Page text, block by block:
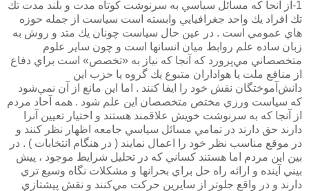
1-از آنجا كه مسائل سياسي به سرنوشت كوتاه مدت و بلند مدت تك
تك افراد يك واحد جغرافيايي وابسته است سياست از جمله حوزه
هاي عمومي است . در عين حال سياست چونان يك متد و روش به
زبان ساده علم روابط ميان انسانها است و چون ساير علوم
متخصصاني مي‌پرورد كه آنجا كه نياز به «تخصص» است براي دفاع
از منافع ملت يا هواداران متبوع يك گروه يا حزب اين
دانش‌آموختگان نقش خود را ايفا كنند . اما اين مانع از آن نمي‌شود
كه سياست ورزي مختص متخصصان اين علم شود . همه آحاد مردم
از آنجا كه به سرنوشت خويش علاقمند هستند و اختيار تعيين آنرا
دارند حق دارند در تمامي مسائل سياسي جامعه اظهار نظر كنند و
در موقع مناسب نظر خود را اعمال نمايند ( در هنگام انتخابات ) . در
بين اين مردم اما هستند كساني كه در تحليل شرايط موجود ، پيش
بيني آينده و ارائه راه حل براي بحرانها و مشكلات نگاه وسيع تري
دارند و در واقع جلوتر از سايرين حركت مي‌كنند و نقش پيشتازي